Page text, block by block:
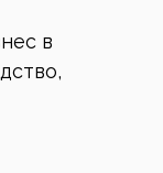
в